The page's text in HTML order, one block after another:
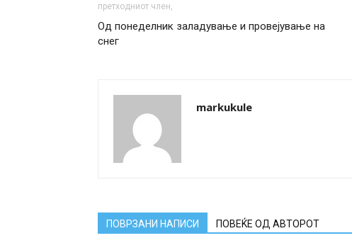
претходниот член,
Од понеделник заладување и провејување на
снег
markukule
ПОВРЗАНИ НАПИСИ ПОВЕЌЕ ОД АВТОРОТ